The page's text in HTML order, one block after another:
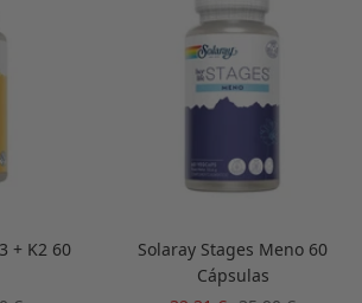
+ K2 60
Solaray Stages Meno 60
Cápsulas